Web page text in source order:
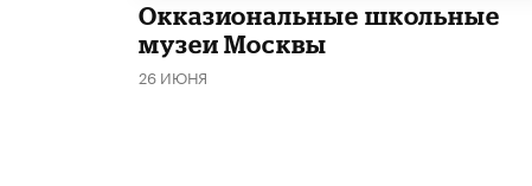
​Окказиональные школьные
музеи Москвы
26 ИЮНЯ